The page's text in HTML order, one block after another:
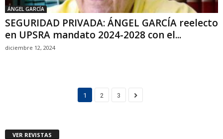
ÁNGEL GARCÍA
SEGURIDAD PRIVADA: ÁNGEL GARCÍA reelecto
en UPSRA mandato 2024-2028 con el...
diciembre 12, 2024
1 2 3
VER REVISTAS